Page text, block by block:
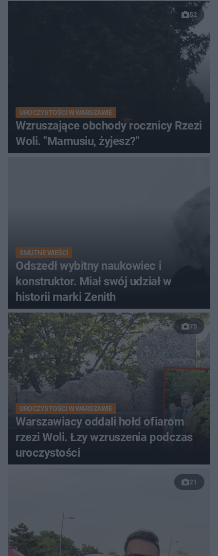
52
UROCZYSTOŚCI W WARSZAWIE
Wzruszające obchody rocznicy Rzezi
Woli. "Mamusiu, żyjesz?"
SMUTNE WIEŚCI
Odszedł wybitny naukowiec i
konstruktor. Miał swój udział w
historii marki Zenith
75
UROCZYSTOŚCI W WARSZAWIE
Warszawiacy oddali hołd ofiarom
rzezi Woli. Łzy wzruszenia podczas
uroczystości
21